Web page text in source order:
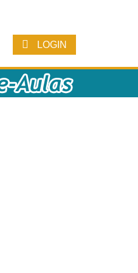
LOGIN